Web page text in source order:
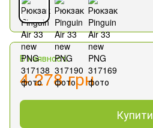
В наявності
4 278 грн
Купити